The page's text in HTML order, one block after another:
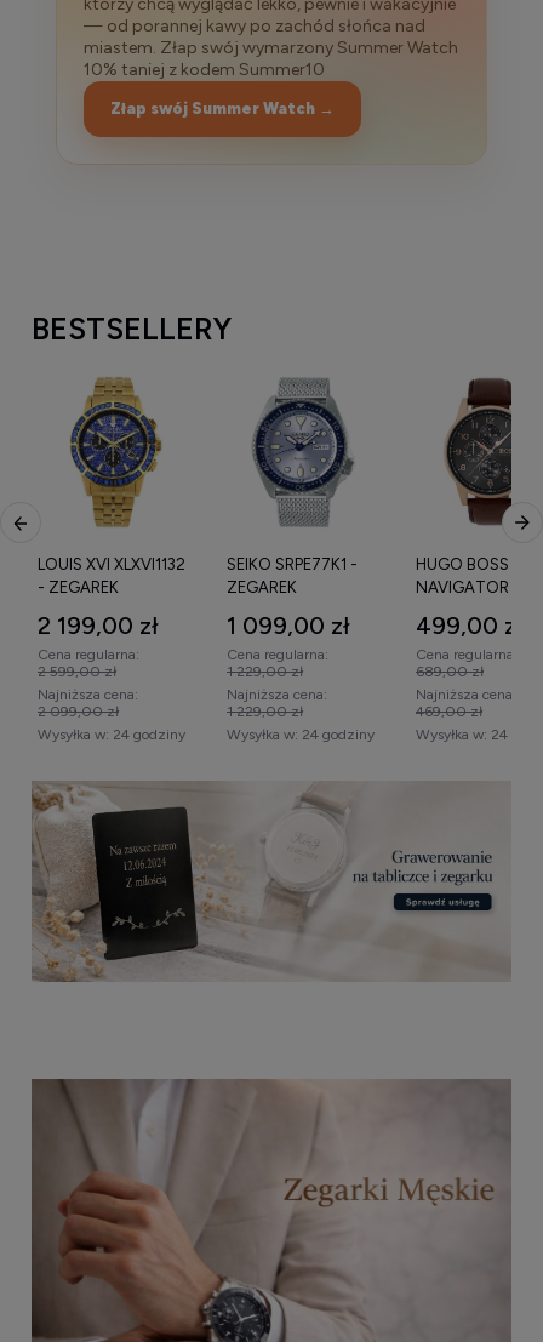
— od porannej kawy po zachód słońca nad
miastem. Złap swój wymarzony Summer Watch
10% taniej z kodem Summer10
Złap swój Summer Watch →
BESTSELLERY
SEIKO SRPE77K1 -
ZEGAREK
1 099,00 zł
Cena regularna:
1 229,00 zł
Najniższa cena:
1 229,00 zł
Wysyłka w: 24 godziny
HUGO BOSS
NAVIGATOR
499,00 zł
Cena regularna:
689,00 zł
Najniższa cena:
469,00 zł
Wysyłka w: 24 godziny
ZEPPELIN
ATLANTIK GMT -
1 749,00 zł
Cena regularna:
2 109,00 zł
Najniższa cena:
1 699,00 zł
Wysyłka w: 24